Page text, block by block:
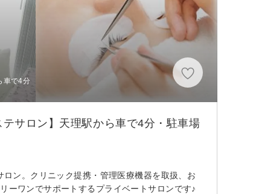
車で4分
サロン】天理駅から車で4分・駐車場
ン。クリニック提携・管理医療機器を取扱、お
ーワンでサポートするプライベートサロンです♪